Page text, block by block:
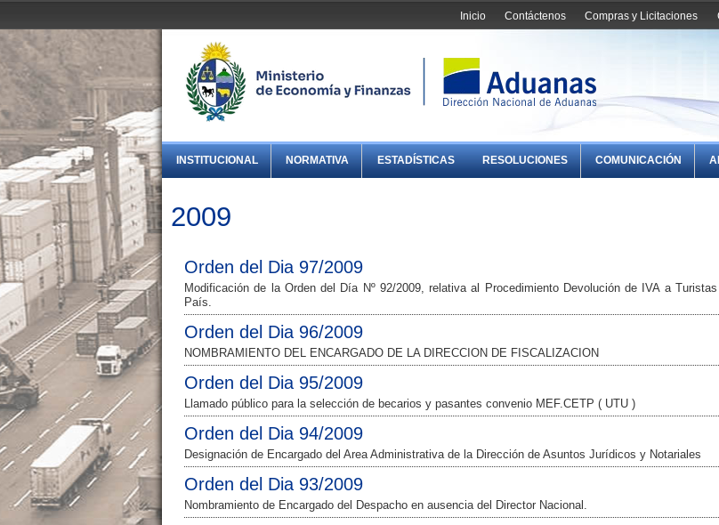
Compras y Licitaciones
Contáctenos
Inicio
INSTITUCIONAL NORMATIVA ESTADÍSTICAS RESOLUCIONES COMUNICACIÓN
2009
Orden del Dia 97/2009
Modificación de la Orden del Día Nº 92/2009, relativa al Procedimiento Devolución de IVA a
País.
Orden del Dia 96/2009
NOMBRAMIENTO DEL ENCARGADO DE LA DIRECCION DE FISCALIZACION
Orden del Dia 95/2009
Llamado público para la selección de becarios y pasantes convenio MEF.CETP ( UTU )
Orden del Dia 94/2009
Designación de Encargado del Area Administrativa de la Dirección de Asuntos Jurídicos y Notariales
Orden del Dia 93/2009
Nombramiento de Encargado del Despacho en ausencia del Director Nacional.